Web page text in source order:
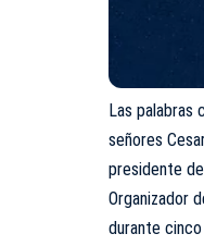
Las palabras
señores
presidente
Organizador
durante